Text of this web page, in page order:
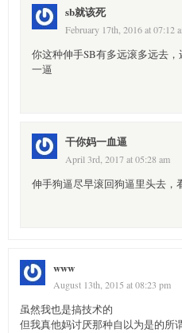
sb就该死
February 17th, 2016 at 07:12
你这种伸手SB有多远滚多远去
一逼
干你妈一血逼
April 3rd, 2017 at 05:28 am
伸手狗逼尽早滚回狗逼里头去，
www
August 13th, 2015 at 08:23 pm
虽然我也是搞技术的
但我真他妈讨厌那种自以为是的所